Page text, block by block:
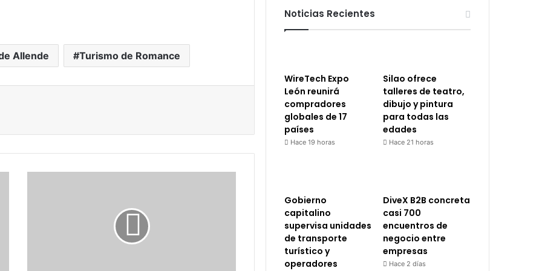
Allende Turismo de Romance
Noticias Recientes
WireTech Expo
León reunirá
compradores
globales de 17
países
Hace 19 horas
Silao ofrece
talleres de teatro,
dibujo y pintura
para todas las
edades
Hace 21 horas
Gobierno
capitalino
supervisa unidades
de transporte
turístico y
operadores
DiveX B2B concreta
casi 700
encuentros de
negocio entre
empresas
Hace 2 días